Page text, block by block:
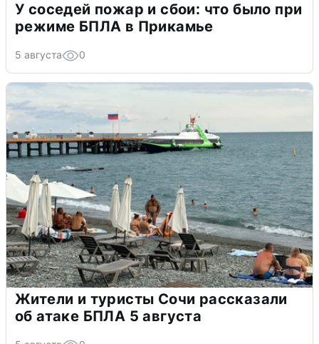
У соседей пожар и сбои: что было при
режиме БПЛА в Прикамье
5 августа 0
Жители и туристы Сочи рассказали
об атаке БПЛА 5 августа